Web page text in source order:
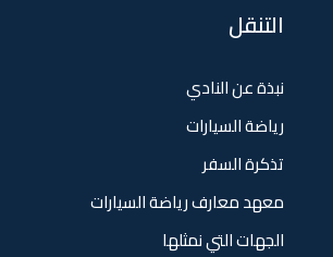
التنقل
نبذة عن النادي
رياضة السيارات
تذكرة السفر
معهد معارف رياضة السيارات
الجهات التي نمثلها